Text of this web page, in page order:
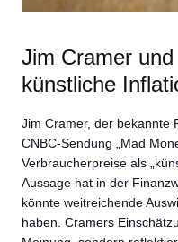
Jim Cramer
künstliche
Jim Cramer, der bekannte
CNBC-Sendung „Mad
Verbraucherpreise als
Aussage hat in der
könnte weitreichende
haben. Cramers